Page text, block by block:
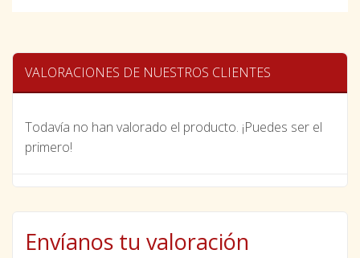
VALORACIONES DE NUESTROS CLIENTES
Todavía no han valorado el producto. ¡Puedes ser el
primero!
Envíanos tu valoración